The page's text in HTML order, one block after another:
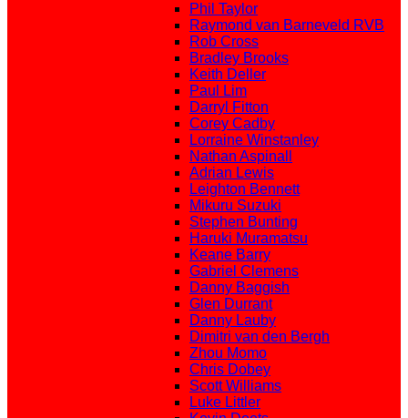
Phil Taylor
Raymond van Barneveld RVB
Rob Cross
Bradley Brooks
Keith Deller
Paul Lim
Darryl Fitton
Corey Cadby
Lorraine Winstanley
Nathan Aspinall
Adrian Lewis
Leighton Bennett
Mikuru Suzuki
Stephen Bunting
Haruki Muramatsu
Keane Barry
Gabriel Clemens
Danny Baggish
Glen Durrant
Danny Lauby
Dimitri van den Bergh
Zhou Momo
Chris Dobey
Scott Williams
Luke Littler